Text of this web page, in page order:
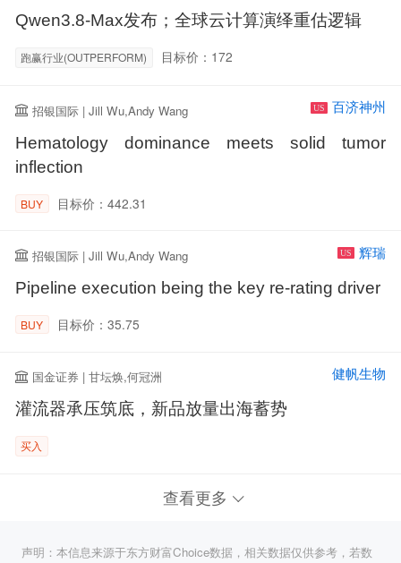
Qwen3.8-Max发布；全球云计算演绎重估逻辑
跑赢行业(OUTPERFORM) 目标价：172
招银国际 | Jill Wu,Andy Wang US 百济神州
Hematology dominance meets solid tumor
inflection
BUY 目标价：442.31
招银国际 | Jill Wu,Andy Wang US 辉瑞
Pipeline execution being the key re-rating driver
BUY 目标价：35.75
国金证券 | 甘坛焕,何冠洲 健帆生物
灌流器承压筑底，新品放量出海蓄势
买入
查看更多
声明：本信息来源于东方财富Choice数据，相关数据仅供参考，若数